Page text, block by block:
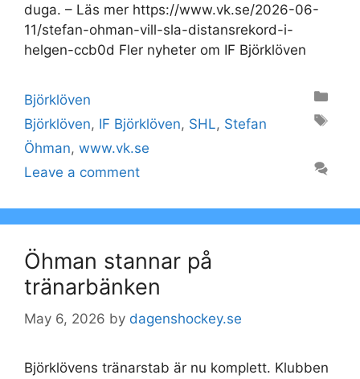
duga. – Läs mer https://www.vk.se/2026-06-
11/stefan-ohman-vill-sla-distansrekord-i-
helgen-ccb0d Fler nyheter om IF Björklöven
Categories
Björklöven
Tags
Björklöven, IF Björklöven, SHL, Stefan
Öhman, www.vk.se
Leave a comment
Öhman stannar på
tränarbänken
May 6, 2026 by dagenshockey.se
Björklövens tränarstab är nu komplett. Klubben